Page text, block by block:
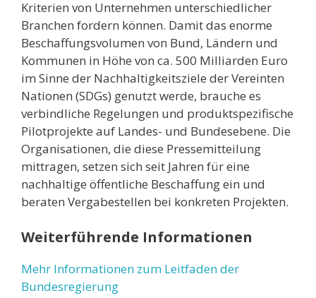
Kriterien von Unternehmen unterschiedlicher
Branchen fordern können. Damit das enorme
Beschaffungsvolumen von Bund, Ländern und
Kommunen in Höhe von ca. 500 Milliarden Euro
im Sinne der Nachhaltigkeitsziele der Vereinten
Nationen (SDGs) genutzt werde, brauche es
verbindliche Regelungen und produktspezifische
Pilotprojekte auf Landes- und Bundesebene. Die
Organisationen, die diese Pressemitteilung
mittragen, setzen sich seit Jahren für eine
nachhaltige öffentliche Beschaffung ein und
beraten Vergabestellen bei konkreten Projekten.
Weiterführende Informationen
Mehr Informationen zum Leitfaden der
Bundesregierung